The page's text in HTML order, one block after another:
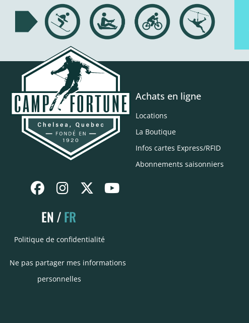
EN FR
Politique de confidentialité
Ne pas partager mes informations
personnelles
Achats en ligne
Locations
La Boutique
Infos cartes Express/RFID
Abonnements saisonniers